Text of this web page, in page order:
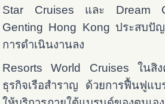
Star Cruises และ Dream
Genting Hong Kong ประสบปัญ
การดำเนินงานลง
Resorts World Cruises ในสิง
ธุรกิจเรือสำราญ ด้วยการฟื้นฟูแ